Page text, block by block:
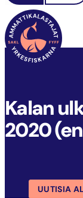
SAKL
Kalan
2020
UUTISIA